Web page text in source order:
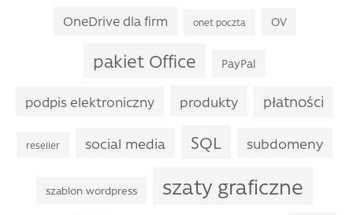
OneDrive dla firm onet poczta OV
pakiet Office PayPal
podpis elektroniczny produkty płatności
reseller social media SQL subdomeny
szablon wordpress szaty graficzne